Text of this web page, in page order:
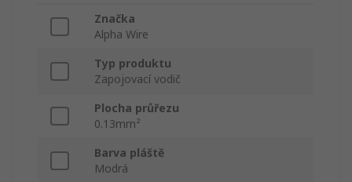
Značka
Alpha Wire
Typ produktu
Zapojovací vodič
Plocha průřezu
0.13mm²
Barva pláště
Modrá